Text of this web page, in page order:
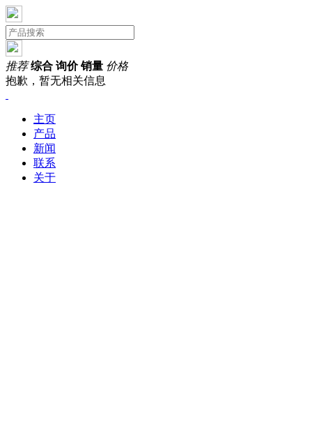
推荐 综合 询价 销量 价格
抱歉，暂无相关信息
主页
产品
新闻
联系
关于